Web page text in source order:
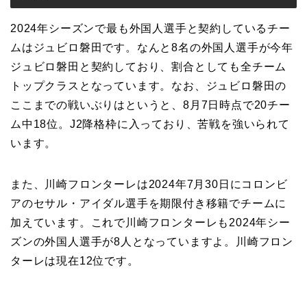
2024年シーズンで最も外国人選手と契約しているチー
ムはジュビロ磐田です。なんと8名の外国人選手が今年
ジュビロ磐田と契約しており、割合としても全チーム
トップクラスとなっています。なお、ジュビロ磐田の
ここまでの戦いぶりはというと、8月7日時点で20チー
ム中18位。J2降格枠に入っており、苦戦を強いられて
います。
また、川崎フロンターレは2024年7月30日にコロンビ
アのセサル・アイダル選手を期限付き移籍でチームに
加えています。これで川崎フロンターレも2024年シー
ズンの外国人選手が8人となっていますよ。川崎フロン
ターレは現在12位です。